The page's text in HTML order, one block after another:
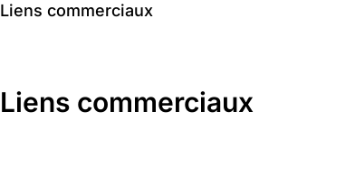
Liens commerciaux
Liens commerciaux